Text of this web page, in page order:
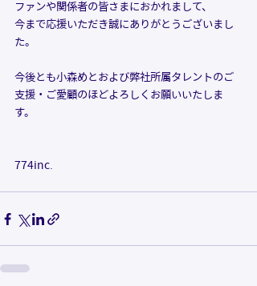
ファンや関係者の皆さまにおかれまして、
今まで応援いただき誠にありがとうございまし
た。
今後とも小森めとおよび弊社所属タレントのご
支援・ご愛顧のほどよろしくお願いいたしま
す。
774inc.